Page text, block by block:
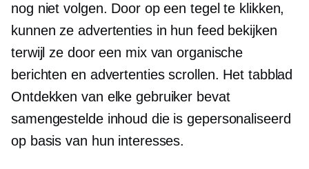
nog niet volgen. Door op een tegel te klikken,
kunnen ze advertenties in hun feed bekijken
terwijl ze door een mix van organische
berichten en advertenties scrollen. Het tabblad
Ontdekken van elke gebruiker bevat
samengestelde inhoud die is gepersonaliseerd
op basis van hun interesses.